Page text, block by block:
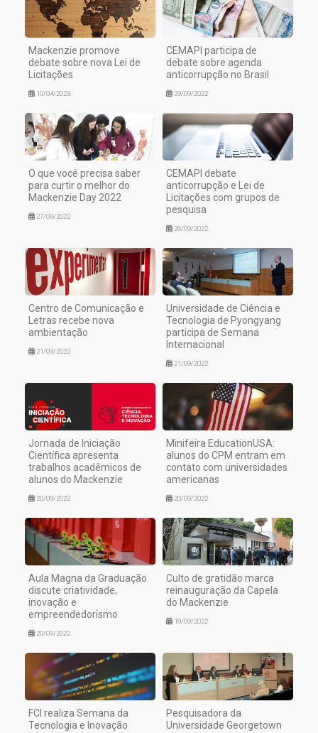
Mackenzie promove
debate sobre nova Lei de
Licitações
10/04/2023
CEMAPI participa de
debate sobre agenda
anticorrupção no Brasil
29/09/2022
O que você precisa saber
para curtir o melhor do
Mackenzie Day 2022
27/09/2022
CEMAPI debate
anticorrupção e Lei de
Licitações com grupos de
pesquisa
26/09/2022
Centro de Comunicação e
Letras recebe nova
ambientação
21/09/2022
Universidade de Ciência e
Tecnologia de Pyongyang
participa de Semana
Internacional
21/09/2022
Jornada de Iniciação
Científica apresenta
trabalhos acadêmicos de
alunos do Mackenzie
20/09/2022
Minifeira EducationUSA:
alunos do CPM entram em
contato com universidades
americanas
20/09/2022
Aula Magna da Graduação
discute criatividade,
inovação e
empreendedorismo
20/09/2022
Culto de gratidão marca
reinauguração da Capela
do Mackenzie
19/09/2022
FCI realiza Semana da
Tecnologia e Inovação
Pesquisadora da
Universidade Georgetown